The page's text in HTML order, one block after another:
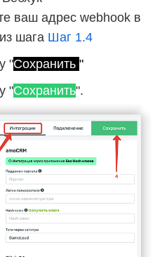
ваш адрес webhook в
шага Шаг 1.4
"Сохранить "
"Сохранить".